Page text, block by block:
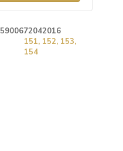
5900672042016
151, 152, 153,
154